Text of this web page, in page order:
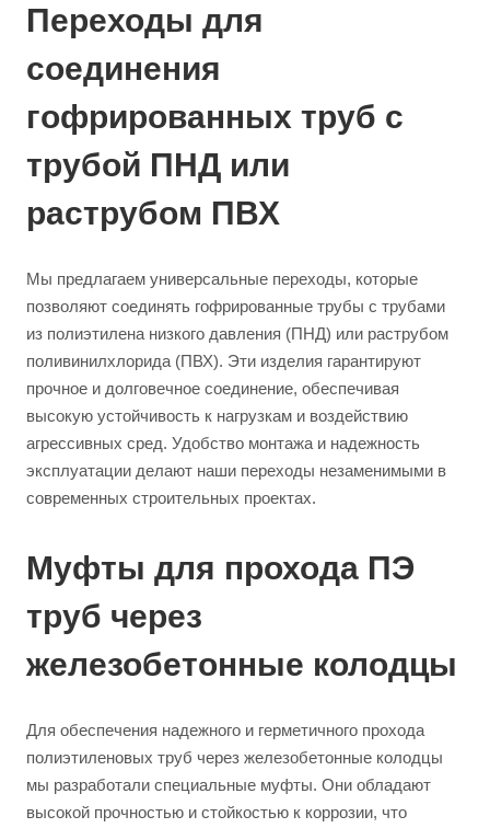
Переходы для
соединения
гофрированных труб с
трубой ПНД или
раструбом ПВХ
Мы предлагаем универсальные переходы, которые
позволяют соединять гофрированные трубы с трубами
из полиэтилена низкого давления (ПНД) или раструбом
поливинилхлорида (ПВХ). Эти изделия гарантируют
прочное и долговечное соединение, обеспечивая
высокую устойчивость к нагрузкам и воздействию
агрессивных сред. Удобство монтажа и надежность
эксплуатации делают наши переходы незаменимыми в
современных строительных проектах.
Муфты для прохода ПЭ
труб через
железобетонные колодцы
Для обеспечения надежного и герметичного прохода
полиэтиленовых труб через железобетонные колодцы
мы разработали специальные муфты. Они обладают
высокой прочностью и стойкостью к коррозии, что